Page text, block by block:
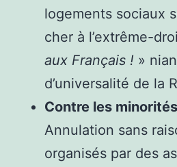
logements sociaux
cher à l’extrême-
aux Français ! »
d’universalité de la
Contre les
Annulation sans
organisés par des